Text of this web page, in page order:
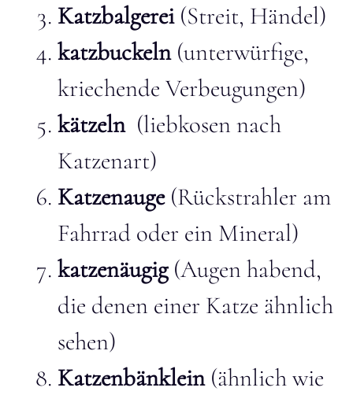
Katzbalgerei(Streit, Händel)
katzbuckeln(unterwürfige,
kriechende Verbeugungen)
kätzeln(liebkosen nach
Katzenart)
Katzenauge(Rückstrahler am
Fahrrad oder ein Mineral)
katzenäugig(Augen habend,
die denen einer Katze ähnlich
sehen)
Katzenbänklein(ähnlich wie